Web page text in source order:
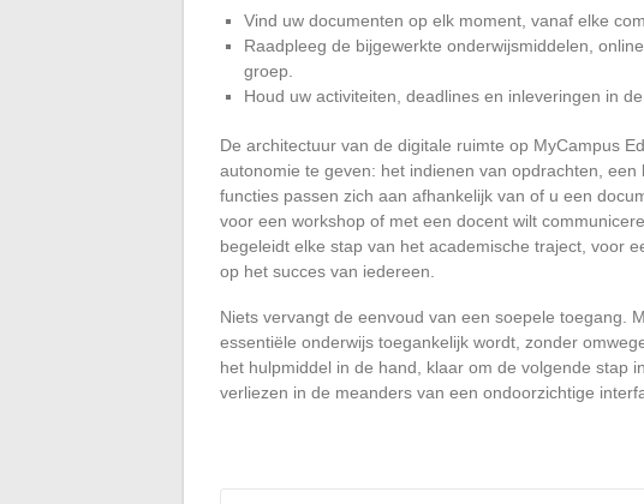
Vind uw documenten op elk moment, vanaf elke
Raadpleeg de bijgewerkte onderwijsmiddelen,
groep.
Houd uw activiteiten, deadlines en inleveringen in
De architectuur van de digitale ruimte op MyCampus
autonomie te geven: het indienen van opdrachten,
functies passen zich aan afhankelijk van of u een
voor een workshop of met een docent wilt
begeleidt elke stap van het academische traject, voor
op het succes van iedereen.
Niets vervangt de eenvoud van een soepele toegang.
essentiële onderwijs toegankelijk wordt, zonder
het hulpmiddel in de hand, klaar om de volgende stap
verliezen in de meanders van een ondoorzichtige